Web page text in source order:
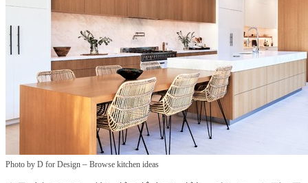
Photo by D for Design – Browse kitchen ideas